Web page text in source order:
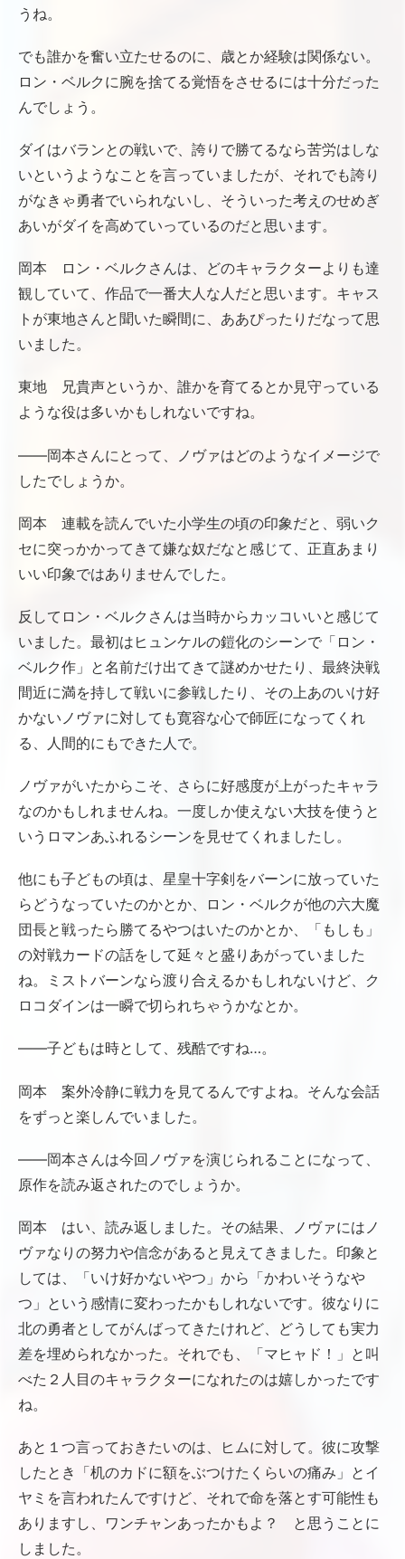
うね。
でも誰かを奮い立たせるのに、歳とか経験は関係ない。
ロン・ベルクに腕を捨てる覚悟をさせるには十分だった
んでしょう。
ダイはバランとの戦いで、誇りで勝てるなら苦労はしな
いというようなことを言っていましたが、それでも誇り
がなきゃ勇者でいられないし、そういった考えのせめぎ
あいがダイを高めていっているのだと思います。
岡本 ロン・ベルクさんは、どのキャラクターよりも達
観していて、作品で一番大人な人だと思います。キャス
トが東地さんと聞いた瞬間に、ああぴったりだなって思
いました。
東地 兄貴声というか、誰かを育てるとか見守っている
ような役は多いかもしれないですね。
――岡本さんにとって、ノヴァはどのようなイメージで
したでしょうか。
岡本 連載を読んでいた小学生の頃の印象だと、弱いク
セに突っかかってきて嫌な奴だなと感じて、正直あまり
いい印象ではありませんでした。
反してロン・ベルクさんは当時からカッコいいと感じて
いました。最初はヒュンケルの鎧化のシーンで「ロン・
ベルク作」と名前だけ出てきて謎めかせたり、最終決戦
間近に満を持して戦いに参戦したり、その上あのいけ好
かないノヴァに対しても寛容な心で師匠になってくれ
る、人間的にもできた人で。
ノヴァがいたからこそ、さらに好感度が上がったキャラ
なのかもしれませんね。一度しか使えない大技を使うと
いうロマンあふれるシーンを見せてくれましたし。
他にも子どもの頃は、星皇十字剣をバーンに放っていた
らどうなっていたのかとか、ロン・ベルクが他の六大魔
団長と戦ったら勝てるやつはいたのかとか、「もしも」
の対戦カードの話をして延々と盛りあがっていました
ね。ミストバーンなら渡り合えるかもしれないけど、ク
ロコダインは一瞬で切られちゃうかなとか。
――子どもは時として、残酷ですね…。
岡本 案外冷静に戦力を見てるんですよね。そんな会話
をずっと楽しんでいました。
――岡本さんは今回ノヴァを演じられることになって、
原作を読み返されたのでしょうか。
岡本 はい、読み返しました。その結果、ノヴァにはノ
ヴァなりの努力や信念があると見えてきました。印象と
しては、「いけ好かないやつ」から「かわいそうなや
つ」という感情に変わったかもしれないです。彼なりに
北の勇者としてがんばってきたけれど、どうしても実力
差を埋められなかった。それでも、「マヒャド！」と叫
べた２人目のキャラクターになれたのは嬉しかったです
ね。
あと１つ言っておきたいのは、ヒムに対して。彼に攻撃
したとき「机のカドに額をぶつけたくらいの痛み」とイ
ヤミを言われたんですけど、それで命を落とす可能性も
ありますし、ワンチャンあったかもよ？ と思うことに
しました。